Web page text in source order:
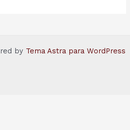
by Tema Astra para WordPress